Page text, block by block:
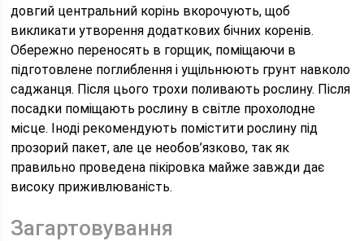
довгий центральний корінь вкорочують, щоб
викликати утворення додаткових бічних коренів.
Обережно переносять в горщик, поміщаючи в
підготовлене поглиблення і ущільнюють грунт навколо
саджанця. Після цього трохи поливають рослину. Після
посадки поміщають рослину в світле прохолодне
місце. Іноді рекомендують помістити рослину під
прозорий пакет, але це необов’язково, так як
правильно проведена пікіровка майже завжди дає
високу приживлюваність.
Загартовування